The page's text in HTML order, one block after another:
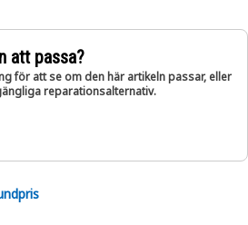
att passa?
för att se om den här artikeln passar, eller
reparationsalternativ.